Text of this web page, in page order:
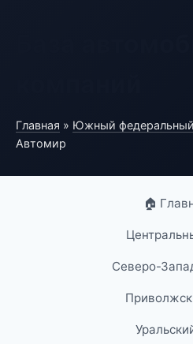
Главная » Южный
Автомир
🏠
Северо-